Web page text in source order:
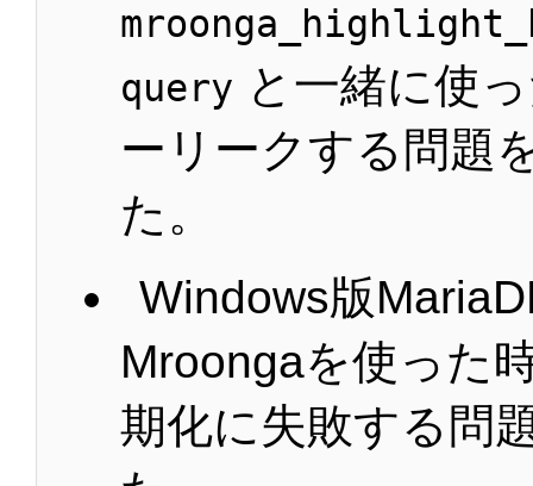
query と一緒に使
ーリークする問題
た。
Windows版
Mroongaを使った
期化に失敗する問